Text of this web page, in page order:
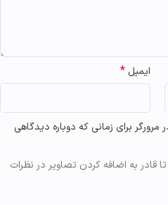
ایمیل *
برای زمانی که دوباره دیدگاهی
قادر به اضافه کردن تصاویر در نظرات